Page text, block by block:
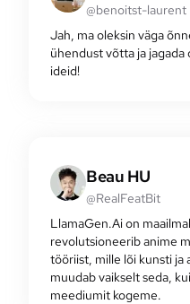
@benoitst-laurent
Jah, ma oleksin väga
ühendust võtta ja
ideid!
Beau HU
@RealFeatBit
LlamaGen.Ai on
revolutsioneerib anime
tööriist, mille lõi kunsti ja
muudab vaikselt seda,
meediumit kogeme.